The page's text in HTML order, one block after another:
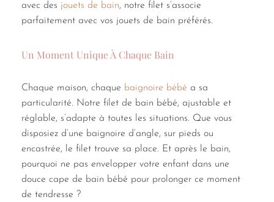
avec des jouets de bain, notre filet s’associe
parfaitement avec vos jouets de bain préférés.
Un Moment Unique À Chaque Bain
Chaque maison, chaque baignoire bébé a sa
particularité. Notre filet de bain bébé, ajustable et
réglable, s’adapte à toutes les situations. Que vous
disposiez d’une baignoire d’angle, sur pieds ou
encastrée, le filet trouve sa place. Et après le bain,
pourquoi ne pas envelopper votre enfant dans une
douce cape de bain bébé pour prolonger ce moment
de tendresse ?